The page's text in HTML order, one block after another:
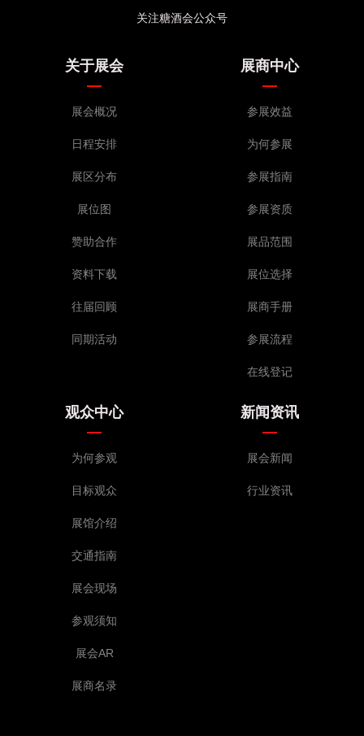
关注糖酒会公众号
关于展会
展会概况
日程安排
展区分布
展位图
赞助合作
资料下载
往届回顾
同期活动
展商中心
参展效益
为何参展
参展指南
参展资质
展品范围
展位选择
展商手册
参展流程
在线登记
观众中心
为何参观
目标观众
展馆介绍
交通指南
展会现场
参观须知
展会AR
展商名录
新闻资讯
展会新闻
行业资讯